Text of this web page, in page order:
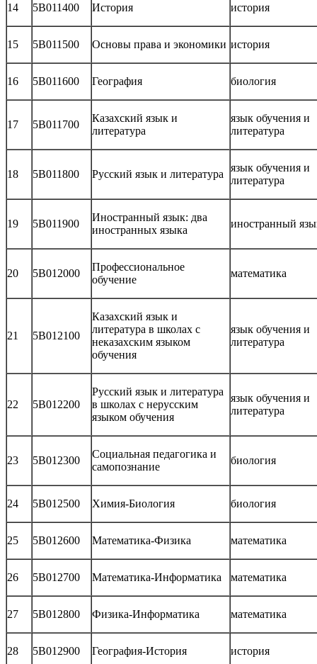
14 5В011400 История история
15 5В011500 Основы права и экономики история
16 5В011600 География биология
17 5В011700
Казахский язык и
литература
язык обучения и
литература
18 5В011800 Русский язык и литература
язык обучения и
литература
19 5В011900
Иностранный язык: два
иностранных языка
иностранный
20 5В012000
Профессиональное
обучение
математика
21 5В012100
Казахский язык и
литература в школах с
неказахским языком
обучения
язык обучения и
литература
22 5В012200
Русский язык и литература
в школах с нерусским
языком обучения
язык обучения и
литература
23 5В012300
Социальная педагогика и
самопознание
биология
24 5В012500 Химия-Биология биология
25 5В012600 Математика-Физика математика
26 5В012700 Математика-Информатика математика
27 5В012800 Физика-Информатика математика
28 5В012900 География-История история